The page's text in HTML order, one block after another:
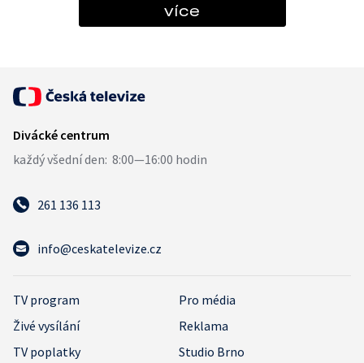
více
261 136 113
info@ceskatelevize.cz
TV program
Pro média
Živé vysílání
Reklama
TV poplatky
Studio Brno